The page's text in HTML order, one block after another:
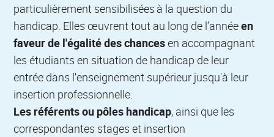
particulièrement sensibilisées à la question du
handicap. Elles œuvrent tout au long de l’annéeen
faveur de l'égalité des chancesen accompagnant
les étudiants en situation de handicap de leur
entrée dans l'enseignement supérieur jusqu'à leur
insertion professionnelle.
Les référents ou pôles handicap, ainsi que les
correspondantes stages et insertion